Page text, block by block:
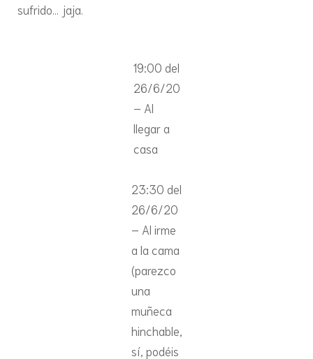
sufrido… jaja.
19:00 del
26/6/20
– Al
llegar a
casa
23:30 del
26/6/20
– Al irme
a la cama
(parezco
una
muñeca
hinchable,
sí, podéis